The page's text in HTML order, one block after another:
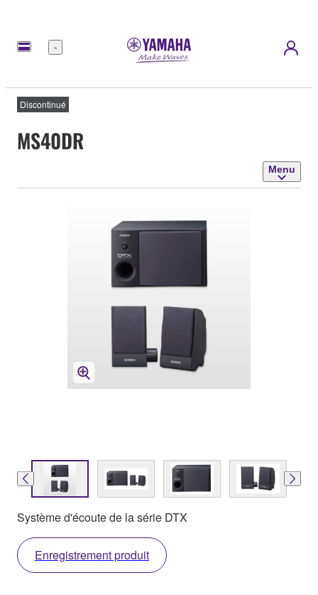
Menu
Discontinué
MS40DR
Menu
Système d'écoute de la série DTX
Enregistrement produit